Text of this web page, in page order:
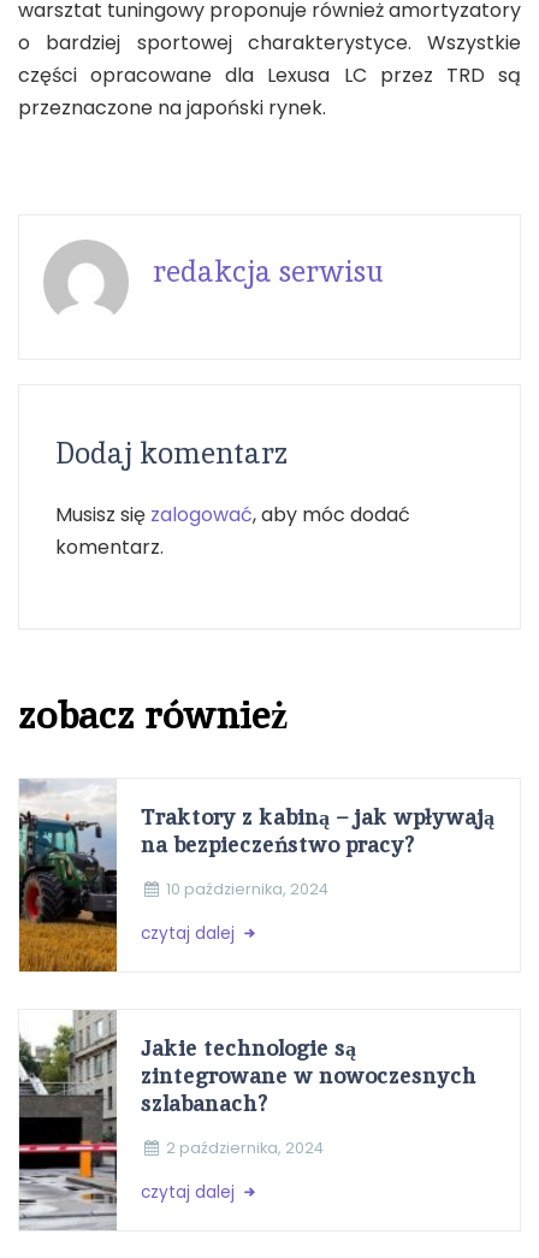
warsztat tuningowy proponuje również amortyzatory
o bardziej sportowej charakterystyce. Wszystkie
części opracowane dla Lexusa LC przez TRD są
przeznaczone na japoński rynek.
redakcja serwisu
Dodaj komentarz
Musisz się zalogować, aby móc dodać
komentarz.
zobacz również
Traktory z kabiną – jak wpływają
na bezpieczeństwo pracy?
10 października, 2024
czytaj dalej
Jakie technologie są
zintegrowane w nowoczesnych
szlabanach?
2 października, 2024
czytaj dalej